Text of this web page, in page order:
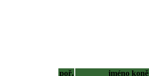
poř. jméno koně